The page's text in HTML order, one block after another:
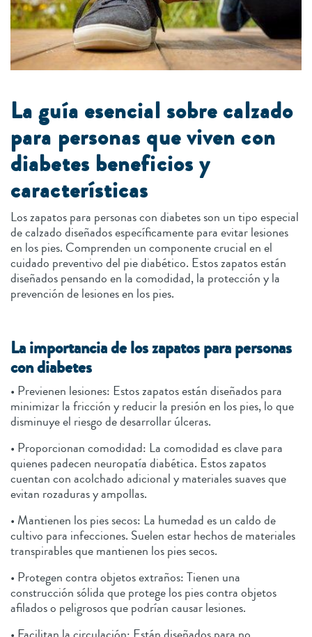
La guía esencial sobre calzado
para personas que viven con
diabetes beneficios y
características
Los zapatos para personas con diabetes son un tipo especial
de calzado diseñados específicamente para evitar lesiones
en los pies. Comprenden un componente crucial en el
cuidado preventivo del pie diabético. Estos zapatos están
diseñados pensando en la comodidad, la protección y la
prevención de lesiones en los pies.
La importancia de los zapatos para personas
con diabetes
• Previenen lesiones: Estos zapatos están diseñados para
minimizar la fricción y reducir la presión en los pies, lo que
disminuye el riesgo de desarrollar úlceras.
• Proporcionan comodidad: La comodidad es clave para
quienes padecen neuropatía diabética. Estos zapatos
cuentan con acolchado adicional y materiales suaves que
evitan rozaduras y ampollas.
• Mantienen los pies secos: La humedad es un caldo de
cultivo para infecciones. Suelen estar hechos de materiales
transpirables que mantienen los pies secos.
• Protegen contra objetos extraños: Tienen una
construcción sólida que protege los pies contra objetos
afilados o peligrosos que podrían causar lesiones.